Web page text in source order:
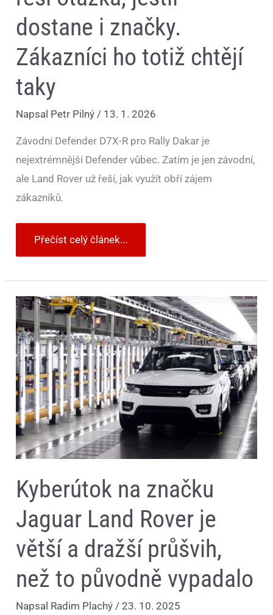
dostane i značky.
Zákazníci ho totiž chtějí
taky
Napsal Petr Pilný/ 13. 1. 2026
Závodní Defender D7X-R pro Rally Dakar je
nejextrémnější Defender vůbec. Zatím je jen závodní,
ale Land Rover už řeší, jak využít obří zájem
zákazníků.
Přečíst celý článek...
Kyberútok na značku
Jaguar Land Rover je
větší a dražší průšvih,
než to původně vypadalo
Napsal Radim Plachý/23. 10. 2025
Kyberútok
na
značku
Jaguar
Land
Rover
je
větší
a
dražší
průšvih,
než
to
původně
vypadalo